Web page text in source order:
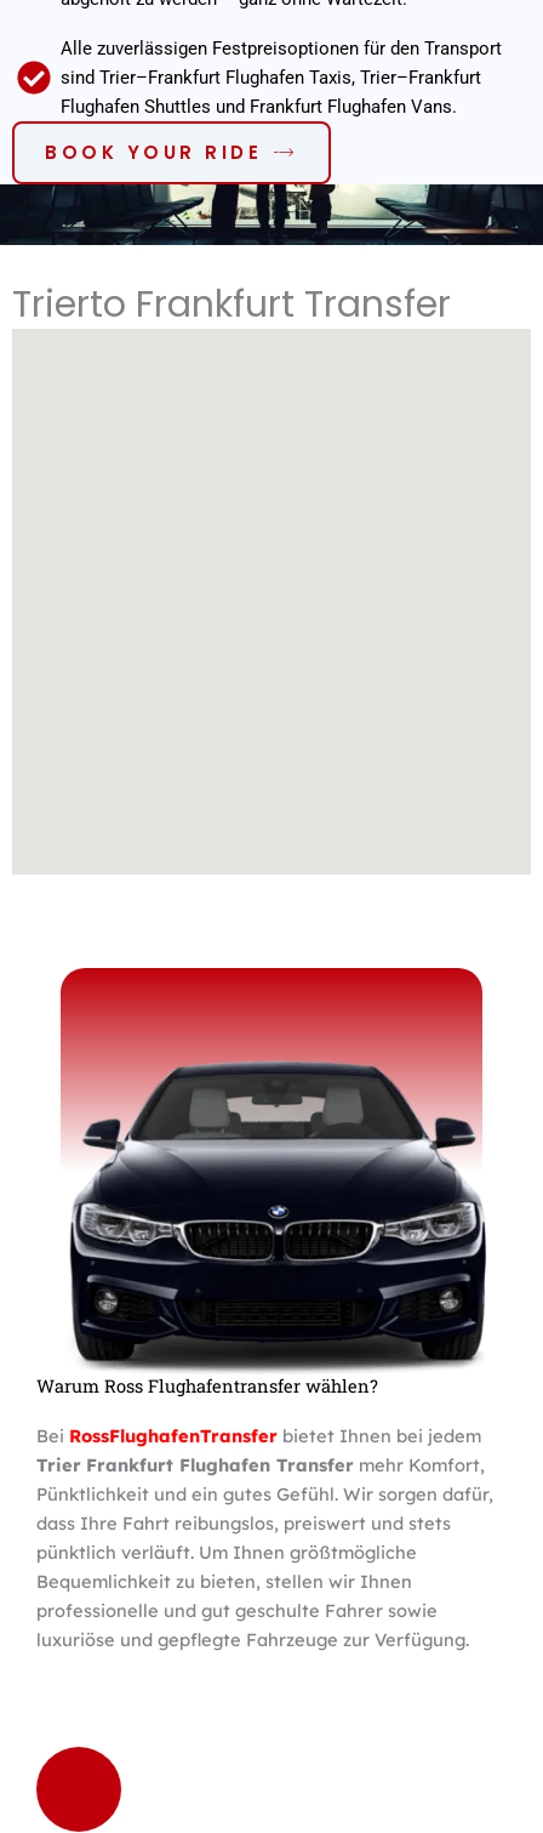
Alle zuverlässigen Festpreisoptionen für den Transport
sind Trier–Frankfurt Flughafen Taxis, Trier–Frankfurt
Flughafen Shuttles und Frankfurt Flughafen Vans.
BOOK YOUR RIDE
Trierto Frankfurt Transfer
Warum Ross Flughafentransfer wählen?
Bei RossFlughafenTransfer bietet Ihnen bei jedem
Trier Frankfurt Flughafen Transfer mehr Komfort,
Pünktlichkeit und ein gutes Gefühl. Wir sorgen dafür,
dass Ihre Fahrt reibungslos, preiswert und stets
pünktlich verläuft. Um Ihnen größtmögliche
Bequemlichkeit zu bieten, stellen wir Ihnen
professionelle und gut geschulte Fahrer sowie
luxuriöse und gepflegte Fahrzeuge zur Verfügung.